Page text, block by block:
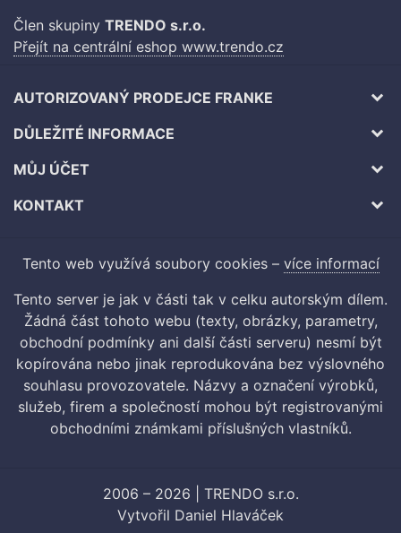
Člen skupiny TRENDO s.r.o.
Přejít na centrální eshop www.trendo.cz
AUTORIZOVANÝ PRODEJCE FRANKE
DŮLEŽITÉ INFORMACE
MŮJ ÚČET
KONTAKT
Tento web využívá soubory cookies – více informací
Tento server je jak v části tak v celku autorským dílem.
Žádná část tohoto webu (texty, obrázky, parametry,
obchodní podmínky ani další části serveru) nesmí být
kopírována nebo jinak reprodukována bez výslovného
souhlasu provozovatele. Názvy a označení výrobků,
služeb, firem a společností mohou být registrovanými
obchodními známkami příslušných vlastníků.
2006 – 2026 | TRENDO s.r.o.
Vytvořil Daniel Hlaváček